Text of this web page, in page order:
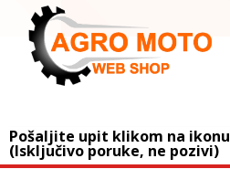
Pošaljite upit klikom na ikonu
(Isključivo poruke, ne pozivi)